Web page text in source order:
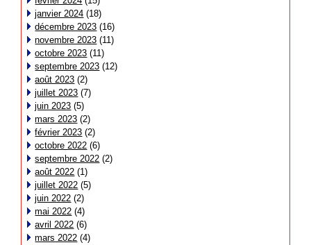
janvier 2024 (18)
décembre 2023 (16)
novembre 2023 (11)
octobre 2023 (11)
septembre 2023 (12)
août 2023 (2)
juillet 2023 (7)
juin 2023 (5)
mars 2023 (2)
février 2023 (2)
octobre 2022 (6)
septembre 2022 (2)
août 2022 (1)
juillet 2022 (5)
juin 2022 (2)
mai 2022 (4)
avril 2022 (6)
mars 2022 (4)